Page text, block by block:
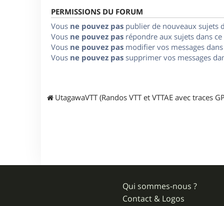
PERMISSIONS DU FORUM
Vous ne pouvez pas publier de nouveaux sujets
Vous ne pouvez pas répondre aux sujets dans
Vous ne pouvez pas modifier vos messages
Vous ne pouvez pas supprimer vos messages
UtagawaVTT (Randos VTT et VTTAE avec traces
Qui sommes-nous ?
Contact & Logos